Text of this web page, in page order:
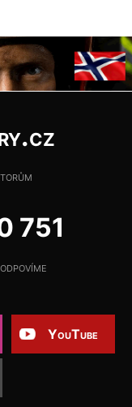
751
YouTube